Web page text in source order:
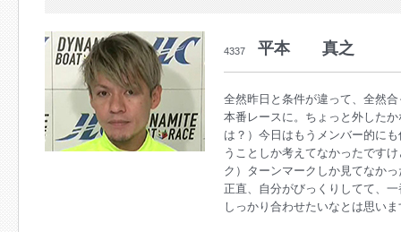
4337 平本 真之
全然昨日と条件が違って、全然
本番レースに。ちょっと外した
は？）今日はもうメンバー的に
うことしか考えてなかったです
ク）ターンマークしか見てなか
正直、自分がびっくりしてて、
しっかり合わせたいなとは思い